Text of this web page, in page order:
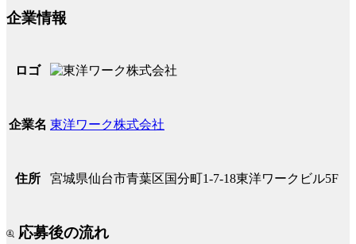
企業情報
ロゴ
企業名 東洋ワーク株式会社
住所 宮城県仙台市青葉区国分町1-7-18東洋ワークビル5F
応募後の流れ